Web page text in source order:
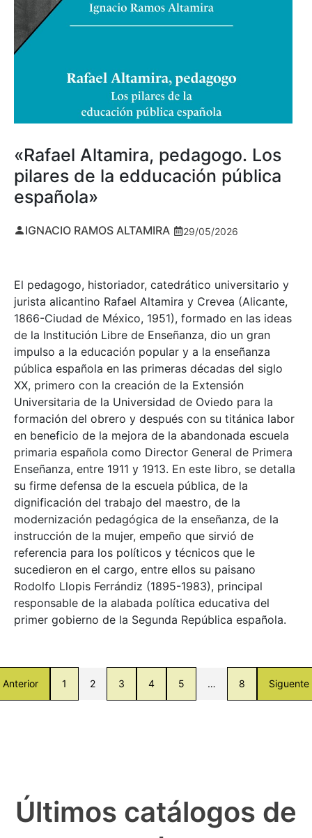
«Rafael Altamira, pedagogo. Los
pilares de la edducación pública
española»
IGNACIO RAMOS ALTAMIRA 29/05/2026
El pedagogo, historiador, catedrático universitario y
jurista alicantino Rafael Altamira y Crevea (Alicante,
1866-Ciudad de México, 1951), formado en las ideas
de la Institución Libre de Enseñanza, dio un gran
impulso a la educación popular y a la enseñanza
pública española en las primeras décadas del siglo
XX, primero con la creación de la Extensión
Universitaria de la Universidad de Oviedo para la
formación del obrero y después con su titánica labor
en beneficio de la mejora de la abandonada escuela
primaria española como Director General de Primera
Enseñanza, entre 1911 y 1913. En este libro, se detalla
su firme defensa de la escuela pública, de la
dignificación del trabajo del maestro, de la
modernización pedagógica de la enseñanza, de la
instrucción de la mujer, empeño que sirvió de
referencia para los políticos y técnicos que le
sucedieron en el cargo, entre ellos su paisano
Rodolfo Llopis Ferrándiz (1895-1983), principal
responsable de la alabada política educativa del
primer gobierno de la Segunda República española.
Anterior 1 2 3 4 5 … 8 Siguente
Últimos catálogos de